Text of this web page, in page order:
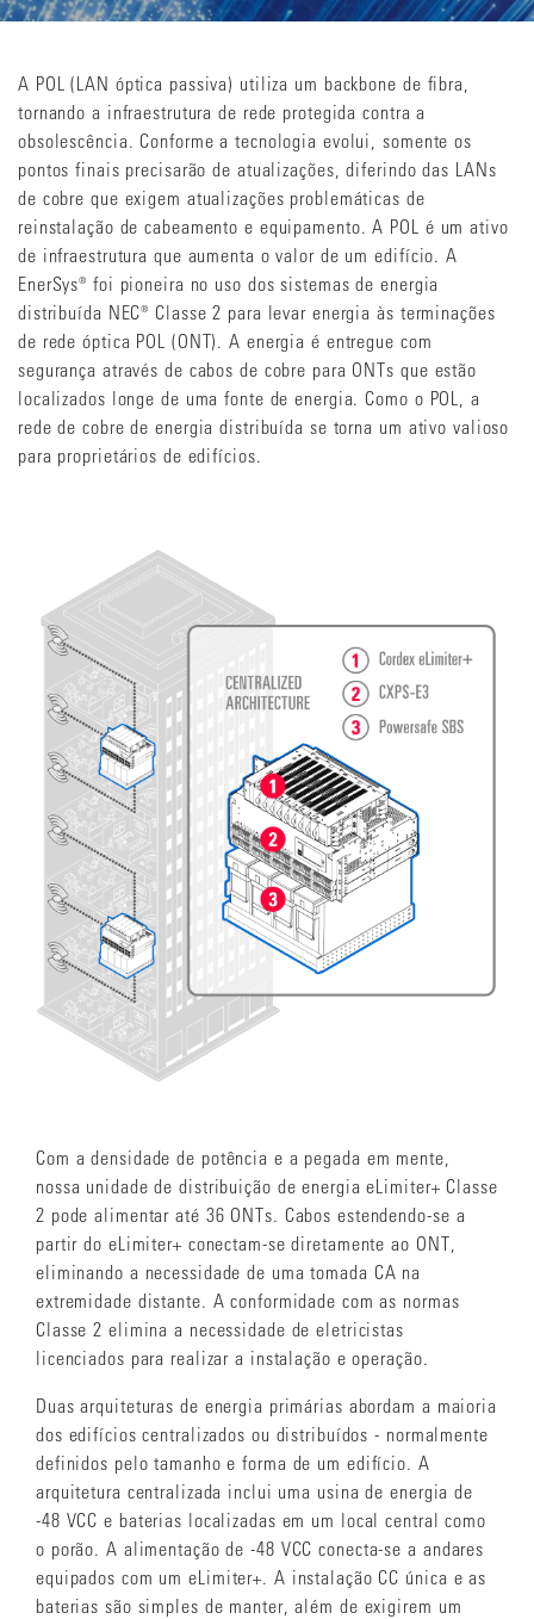
A POL (LAN óptica passiva) utiliza um backbone de fibra,
tornando a infraestrutura de rede protegida contra a
obsolescência. Conforme a tecnologia evolui, somente os
pontos finais precisarão de atualizações, diferindo das LANs
de cobre que exigem atualizações problemáticas de
reinstalação de cabeamento e equipamento. A POL é um ativo
de infraestrutura que aumenta o valor de um edifício. A
EnerSys® foi pioneira no uso dos sistemas de energia
distribuída NEC® Classe 2 para levar energia às terminações
de rede óptica POL (ONT). A energia é entregue com
segurança através de cabos de cobre para ONTs que estão
localizados longe de uma fonte de energia. Como o POL, a
rede de cobre de energia distribuída se torna um ativo valioso
para proprietários de edifícios.
Com a densidade de potência e a pegada em mente,
nossa unidade de distribuição de energia eLimiter+ Classe
2 pode alimentar até 36 ONTs. Cabos estendendo-se a
partir do eLimiter+ conectam-se diretamente ao ONT,
eliminando a necessidade de uma tomada CA na
extremidade distante. A conformidade com as normas
Classe 2 elimina a necessidade de eletricistas
licenciados para realizar a instalação e operação.
Duas arquiteturas de energia primárias abordam a maioria
dos edifícios centralizados ou distribuídos - normalmente
definidos pelo tamanho e forma de um edifício. A
arquitetura centralizada inclui uma usina de energia de
-48 VCC e baterias localizadas em um local central como
o porão. A alimentação de -48 VCC conecta-se a andares
equipados com um eLimiter+. A instalação CC única e as
baterias são simples de manter, além de exigirem um